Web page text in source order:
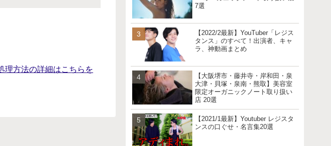
理方法の詳細はこちらを
7選
【2022/2最新】YouTuber「レジス
タンス」のすべて！出演者、キャ
ラ、神動画まとめ
【大阪堺市・藤井寺・岸和田・泉
大津・貝塚・泉南・熊取】美容室
限定オーガニックノート取り扱い
店 20選
【2021/1最新】Youtuber レジスタ
ンスの口ぐせ・名言集20選